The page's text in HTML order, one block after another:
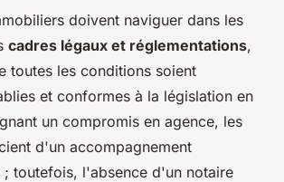
doivent naviguer dans les
cadres légaux et réglementations,
toutes les conditions soient
et conformes à la législation en
un compromis en agence, les
d'un accompagnement
; toutefois, l'absence d'un notaire